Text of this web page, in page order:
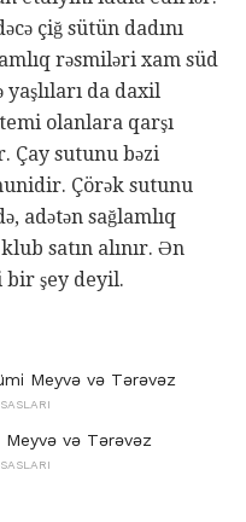
çiğ sütün dadını
rəsmiləri xam süd
yaşlıları da daxil
olanlara qarşı
Çay sutunu bəzi
Çörək sutunu
adətən sağlamlıq
satın alınır. Ən
bir şey deyil.
Meyvə və Tərəvəz
və Tərəvəz